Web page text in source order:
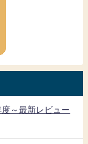
～最新レビュー